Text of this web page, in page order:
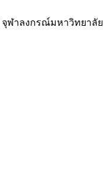
จุฬาลงกรณ์มหาวิทยาลัย